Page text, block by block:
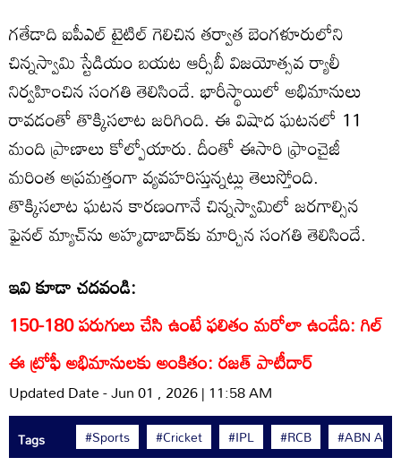
గతేడాది ఐపీఎల్ టైటిల్ గెలిచిన తర్వాత బెంగళూరులోని
చిన్నస్వామి స్టేడియం బయట ఆర్సీబీ విజయోత్సవ ర్యాలీ
నిర్వహించిన సంగతి తెలిసిందే. భారీస్థాయిలో అభిమానులు
రావడంతో తొక్కిసలాట జరిగింది. ఈ విషాద ఘటనలో 11
మంది ప్రాణాలు కోల్పోయారు. దీంతో ఈసారి ఫ్రాంచైజీ
మరింత అప్రమత్తంగా వ్యవహరిస్తున్నట్లు తెలుస్తోంది.
తొక్కిసలాట ఘటన కారణంగానే చిన్నస్వామిలో జరగాల్సిన
ఫైనల్ మ్యాచ్‌ను అహ్మదాబాద్‌కు మార్చిన సంగతి తెలిసిందే.
ఇవి కూడా చదవండి:
150-180 పరుగులు చేసి ఉంటే ఫలితం మరోలా ఉండేది: గిల్
ఈ ట్రోఫీ అభిమానులకు అంకితం: రజత్ పాటీదార్
Updated Date - Jun 01 , 2026 | 11:58 AM
Tags #Sports #Cricket #IPL #RCB #ABN